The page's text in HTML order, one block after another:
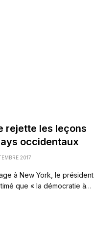
rejette les leçons
occidentaux
2017
à New York, le président
que « la démocratie à…